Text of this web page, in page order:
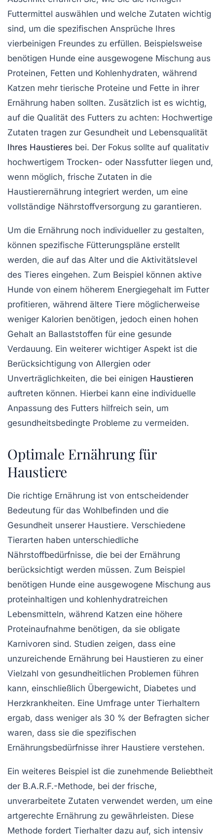
Futtermittel auswählen und welche Zutaten wichtig
sind, um die spezifischen Ansprüche Ihres
vierbeinigen Freundes zu erfüllen. Beispielsweise
benötigen Hunde eine ausgewogene Mischung aus
Proteinen, Fetten und Kohlenhydraten, während
Katzen mehr tierische Proteine und Fette in ihrer
Ernährung haben sollten. Zusätzlich ist es wichtig,
auf die Qualität des Futters zu achten: Hochwertige
Zutaten tragen zur Gesundheit und Lebensqualität
Ihres Haustieres bei. Der Fokus sollte auf qualitativ
hochwertigem Trocken- oder Nassfutter liegen und,
wenn möglich, frische Zutaten in die
Haustierernährung integriert werden, um eine
vollständige Nährstoffversorgung zu garantieren.
Um die Ernährung noch individueller zu gestalten,
können spezifische Fütterungspläne erstellt
werden, die auf das Alter und die Aktivitätslevel
des Tieres eingehen. Zum Beispiel können aktive
Hunde von einem höherem Energiegehalt im Futter
profitieren, während ältere Tiere möglicherweise
weniger Kalorien benötigen, jedoch einen hohen
Gehalt an Ballaststoffen für eine gesunde
Verdauung. Ein weiterer wichtiger Aspekt ist die
Berücksichtigung von Allergien oder
Unverträglichkeiten, die bei einigen Haustieren
auftreten können. Hierbei kann eine individuelle
Anpassung des Futters hilfreich sein, um
gesundheitsbedingte Probleme zu vermeiden.
Optimale Ernährung für
Haustiere
Die richtige Ernährung ist von entscheidender
Bedeutung für das Wohlbefinden und die
Gesundheit unserer Haustiere. Verschiedene
Tierarten haben unterschiedliche
Nährstoffbedürfnisse, die bei der Ernährung
berücksichtigt werden müssen. Zum Beispiel
benötigen Hunde eine ausgewogene Mischung aus
proteinhaltigen und kohlenhydratreichen
Lebensmitteln, während Katzen eine höhere
Proteinaufnahme benötigen, da sie obligate
Karnivoren sind. Studien zeigen, dass eine
unzureichende Ernährung bei Haustieren zu einer
Vielzahl von gesundheitlichen Problemen führen
kann, einschließlich Übergewicht, Diabetes und
Herzkrankheiten. Eine Umfrage unter Tierhaltern
ergab, dass weniger als 30 % der Befragten sicher
waren, dass sie die spezifischen
Ernährungsbedürfnisse ihrer Haustiere verstehen.
Ein weiteres Beispiel ist die zunehmende Beliebtheit
der B.A.R.F.-Methode, bei der frische,
unverarbeitete Zutaten verwendet werden, um eine
artgerechte Ernährung zu gewährleisten. Diese
Methode fordert Tierhalter dazu auf, sich intensiv